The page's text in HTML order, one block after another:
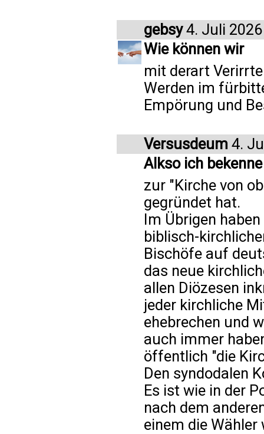
gebsy4. Juli 2026
Wie können wir
mit derart
Werden im
Empörung und
Versusdeum 4.
Alkso ich
zur "Kirche von
gegründet hat.
Im Übrigen
biblisch-
Bischöfe auf
das neue
allen Diözesen
jeder kirchliche
ehebrechen und
auch immer
öffentlich "die
Den syndodalen
Es ist wie in der
nach dem
einem die Wähler